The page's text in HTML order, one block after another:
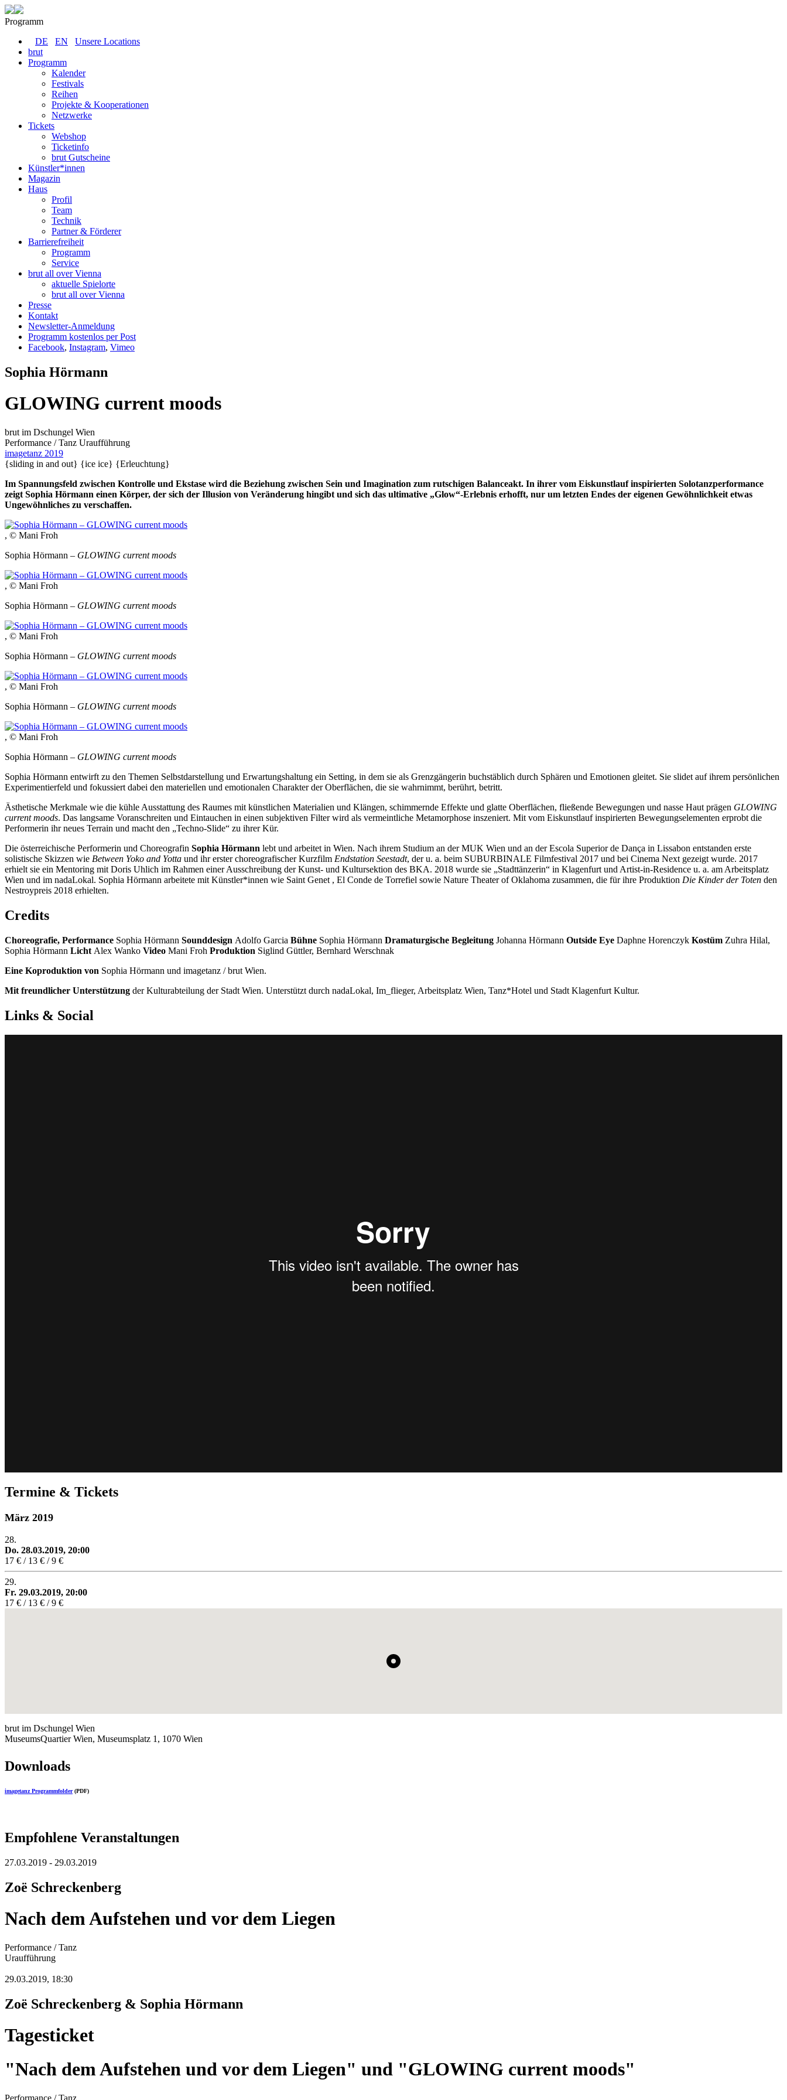
Programm
DE
EN
Unsere Locations
brut
Programm
Kalender
Festivals
Reihen
Projekte & Kooperationen
Netzwerke
Tickets
Webshop
Ticketinfo
brut Gutscheine
Künstler*innen
Magazin
Haus
Profil
Team
Technik
Partner & Förderer
Barrierefreiheit
Programm
Service
brut all over Vienna
aktuelle Spielorte
brut all over Vienna
Presse
Kontakt
Newsletter-Anmeldung
Programm kostenlos per Post
Facebook, Instagram, Vimeo
Sophia Hörmann
GLOWING current moods
brut im Dschungel Wien
Performance / Tanz Uraufführung
imagetanz 2019
{sliding in and out} {ice ice} {Erleuchtung}
Im Spannungsfeld zwischen Kontrolle und Ekstase wird die Beziehung zwischen Sein und Imagination zum rutschigen Balanceakt. In ihrer vom Eiskunstlauf inspirierten Solotanzperformance
zeigt Sophia Hörmann einen Körper, der sich der Illusion von Veränderung hingibt und sich das ultimative „Glow“-Erlebnis erhofft, nur um letzten Endes der eigenen Gewöhnlichkeit etwas
Ungewöhnliches zu verschaffen.
, © Mani Froh
Sophia Hörmann – GLOWING current moods
, © Mani Froh
Sophia Hörmann – GLOWING current moods
, © Mani Froh
Sophia Hörmann – GLOWING current moods
, © Mani Froh
Sophia Hörmann – GLOWING current moods
, © Mani Froh
Sophia Hörmann – GLOWING current moods
Sophia Hörmann entwirft zu den Themen Selbstdarstellung und Erwartungshaltung ein Setting, in dem sie als Grenzgängerin buchstäblich durch Sphären und Emotionen gleitet. Sie slidet auf ihrem persönlichen
Experimentierfeld und fokussiert dabei den materiellen und emotionalen Charakter der Oberflächen, die sie wahrnimmt, berührt, betritt.
Ästhetische Merkmale wie die kühle Ausstattung des Raumes mit künstlichen Materialien und Klängen, schimmernde Effekte und glatte Oberflächen, fließende Bewegungen und nasse Haut prägen GLOWING
current moods. Das langsame Voranschreiten und Eintauchen in einen subjektiven Filter wird als vermeintliche Metamorphose inszeniert. Mit vom Eiskunstlauf inspirierten Bewegungselementen erprobt die
Performerin ihr neues Terrain und macht den „Techno-Slide“ zu ihrer Kür.
Die österreichische Performerin und Choreografin Sophia Hörmann lebt und arbeitet in Wien. Nach ihrem Studium an der MUK Wien und an der Escola Superior de Dança in Lissabon entstanden erste
solistische Skizzen wie Between Yoko and Yotta und ihr erster choreografischer Kurzfilm Endstation Seestadt, der u. a. beim SUBURBINALE Filmfestival 2017 und bei Cinema Next gezeigt wurde. 2017
erhielt sie ein Mentoring mit Doris Uhlich im Rahmen einer Ausschreibung der Kunst- und Kultursektion des BKA. 2018 wurde sie „Stadttänzerin“ in Klagenfurt und Artist-in-Residence u. a. am Arbeitsplatz
Wien und im nadaLokal. Sophia Hörmann arbeitete mit Künstler*innen wie Saint Genet , El Conde de Torrefiel sowie Nature Theater of Oklahoma zusammen, die für ihre Produktion Die Kinder der Toten den
Nestroypreis 2018 erhielten.
Credits
Choreografie, Performance Sophia Hörmann Sounddesign Adolfo Garcia Bühne Sophia Hörmann Dramaturgische Begleitung Johanna Hörmann Outside Eye Daphne Horenczyk Kostüm Zuhra Hilal,
Sophia Hörmann Licht Alex Wanko Video Mani Froh Produktion Siglind Güttler, Bernhard Werschnak
Eine Koproduktion von Sophia Hörmann und imagetanz / brut Wien.
Mit freundlicher Unterstützung der Kulturabteilung der Stadt Wien. Unterstützt durch nadaLokal, Im_flieger, Arbeitsplatz Wien, Tanz*Hotel und Stadt Klagenfurt Kultur.
Links & Social
Termine & Tickets
März 2019
28.
Do. 28.03.2019, 20:00
17 € / 13 € / 9 €
29.
Fr. 29.03.2019, 20:00
17 € / 13 € / 9 €
brut im Dschungel Wien
MuseumsQuartier Wien, Museumsplatz 1, 1070 Wien
Downloads
imagetanz Programmfolder(PDF)
Empfohlene Veranstaltungen
27.03.2019 - 29.03.2019
Zoë Schreckenberg
Nach dem Aufstehen und vor dem Liegen
Performance / Tanz
Uraufführung
29.03.2019, 18:30
Zoë Schreckenberg & Sophia Hörmann
Tagesticket
"Nach dem Aufstehen und vor dem Liegen" und "GLOWING current moods"
Performance / Tanz